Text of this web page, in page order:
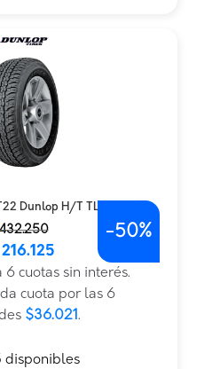
Dunlop H/T TL BLK JAP
216.125
6 cuotas sin interés.
cuota por las 6
$36.021.
-50%
disponibles